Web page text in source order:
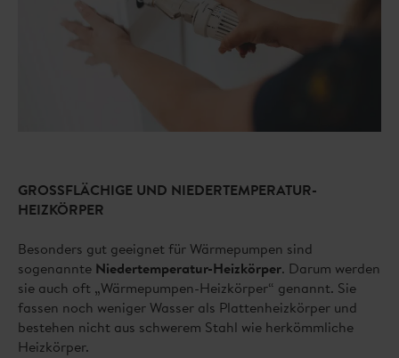
GROSSFLÄCHIGE UND NIEDERTEMPERATUR-
HEIZKÖRPER
Besonders gut geeignet für Wärmepumpen sind
sogenannte Niedertemperatur-Heizkörper. Darum werden
sie auch oft „Wärmepumpen-Heizkörper“ genannt. Sie
fassen noch weniger Wasser als Plattenheizkörper und
bestehen nicht aus schwerem Stahl wie herkömmliche
Heizkörper.